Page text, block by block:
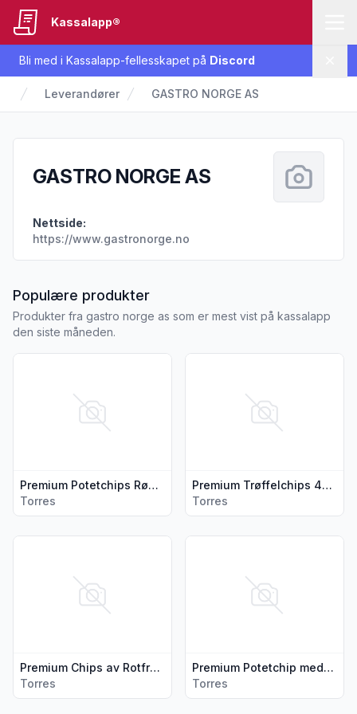
Bli med i Kassalapp-fellesskapet på Discord
Kassalapp®
Leverandører GASTRO NORGE AS
GASTRO NORGE AS
Nettside:
https://www.gastronorge.no
Populære produkterfra GASTRO NORGE AS
Produkter fra gastro norge as som er mest vist på kassalapp
den siste måneden.
Premium Potetchips Røkt Paprika150g Torres Spania
Torres
Premium Trøffelchips 40g Torres Spansk
Torres
Premium Chips av Rotfrukte.r 90g Torres Spania
Torres
Vis flere detaljer for produktet "Premium Chips av
Premium Potetchip med Extra Virgin Olivenolje 150g Torres Spania
Torres
Vis flere detaljer for